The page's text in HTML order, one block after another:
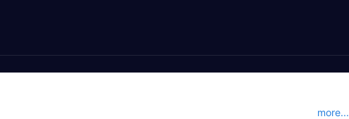
more...